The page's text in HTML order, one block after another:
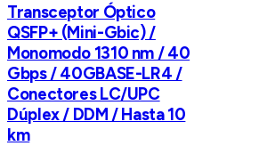
Transceptor Óptico
QSFP+ (Mini-Gbic) /
Monomodo 1310 nm / 40
Gbps / 40GBASE-LR4 /
Conectores LC/UPC
Dúplex / DDM / Hasta 10
km